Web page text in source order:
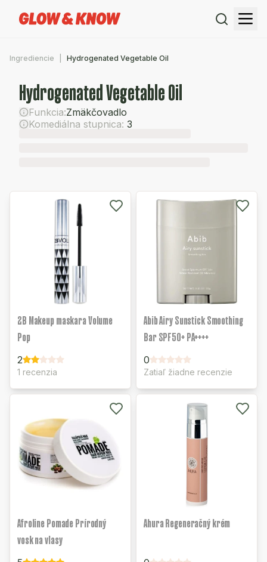
Ingrediencie Hydrogenated Vegetable Oil
Hydrogenated Vegetable Oil
Funkcia:Zmäkčovadlo
Komediálna stupnica: 3
2B Makeup maskara Volume
Pop
2
1 recenzia
Abib Airy Sunstick Smoothing
Bar SPF50+ PA++++
0
Zatiaľ žiadne recenzie
Afroline Pomade Prírodný
vosk na vlasy
Ahura Regeneračný krém